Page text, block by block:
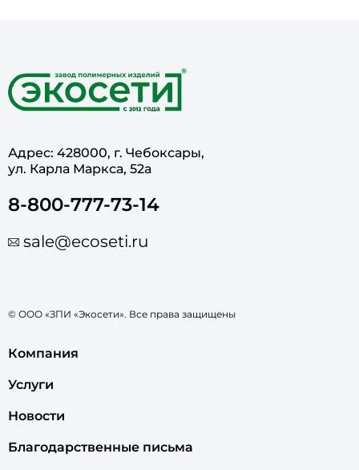
Адрес: 428000, г. Чебоксары,
ул. Карла Маркса, 52а
8-800-777-73-14
sale@ecoseti.ru
© ООО «ЗПИ «Экосети». Все права защищены
Компания
Услуги
Новости
Благодарственные письма